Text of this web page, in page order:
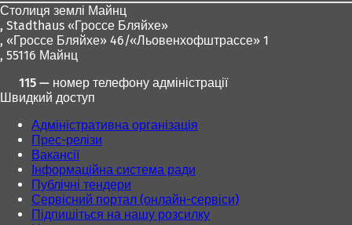
Столиця землі Майнц
, Stadthaus «Гроссе Бляйхе»
, «Гроссе Бляйхе» 46/«Льовенхофштрассе» 1
, 55116 Майнц
115 — номер телефону адміністрації
Швидкий доступ
Адміністративна організація
Прес-релізи
Вакансії
Інформаційна система ради
Публічні тендери
Сервісний портал (онлайн-сервіси)
Підпишіться на нашу розсилку